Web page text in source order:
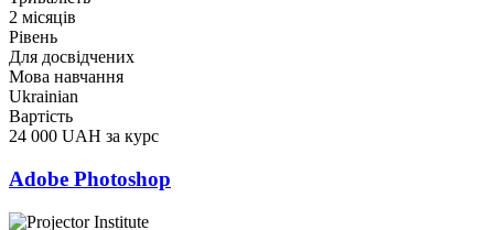
2 місяців
Рівень
Для досвідчених
Мова навчання
Ukrainian
Вартість
24 000 UAH за курс
Adobe Photoshop